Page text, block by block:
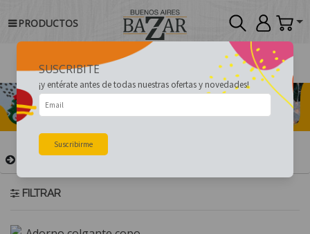
PRODUCTOS
FESTIVIDADES
FILTRAR
SUSCRIBITE
¡y entérate antes de todas nuestras ofertas y novedades!
Suscribirme